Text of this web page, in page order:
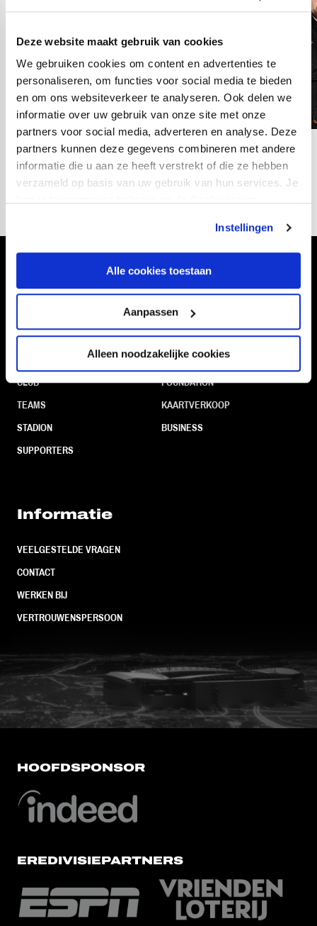
Deze website maakt gebruik van cookies
We gebruiken cookies om content en advertenties te
personaliseren, om functies voor social media te bieden
en om ons websiteverkeer te analyseren. Ook delen we
informatie over uw gebruik van onze site met onze
partners voor social media, adverteren en analyse. Deze
partners kunnen deze gegevens combineren met andere
informatie die u aan ze heeft verstrekt of die ze hebben
verzameld op basis van uw gebruik van hun services. Je
Instellingen
Alle cookies toestaan
Aanpassen
Alleen noodzakelijke cookies
03
Navigeer naar
CLUB
TEAMS
STADION
SUPPORTERS
FOUNDATION
KAARTVERKOOP
BUSINESS
Informatie
VEELGESTELDE VRAGEN
CONTACT
WERKEN BIJ
VERTROUWENSPERSOON
FC Utrecht<br>vanuit<br>het
HOOFDSPONSOR
EREDIVISIEPARTNERS